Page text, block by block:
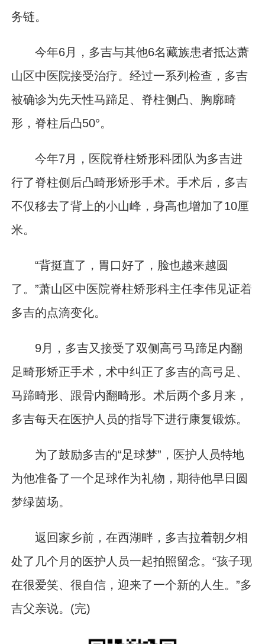
务链。
今年6月，多吉与其他6名藏族患者抵达萧
山区中医院接受治疗。经过一系列检查，多吉
被确诊为先天性马蹄足、脊柱侧凸、胸廓畸
形，脊柱后凸50°。
今年7月，医院脊柱矫形科团队为多吉进
行了脊柱侧后凸畸形矫形手术。手术后，多吉
不仅移去了背上的小山峰，身高也增加了10厘
米。
“背挺直了，胃口好了，脸也越来越圆
了。”萧山区中医院脊柱矫形科主任李伟见证着
多吉的点滴变化。
9月，多吉又接受了双侧高弓马蹄足内翻
足畸形矫正手术，术中纠正了多吉的高弓足、
马蹄畸形、跟骨内翻畸形。术后两个多月来，
多吉每天在医护人员的指导下进行康复锻炼。
为了鼓励多吉的“足球梦”，医护人员特地
为他准备了一个足球作为礼物，期待他早日圆
梦绿茵场。
返回家乡前，在西湖畔，多吉拉着朝夕相
处了几个月的医护人员一起拍照留念。“孩子现
在很爱笑、很自信，迎来了一个新的人生。”多
吉父亲说。(完)